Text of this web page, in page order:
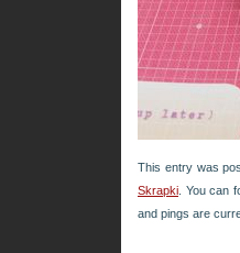
This entry was
Skrapki . You can
and pings are